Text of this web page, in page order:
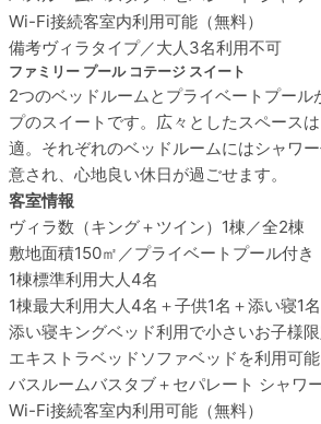
Wi-Fi接続客室内利用可能（無料）
備考ヴィラタイプ／大人3名利用不可
ファミリー プール コテージ スイート
2つのベッドルームとプライベートプール
プのスイートです。広々としたスペース
適。それぞれのベッドルームにはシャワ
意され、心地良い休日が過ごせます。
客室情報
ヴィラ数 （キング＋ツイン）1棟／全2棟
敷地面積150㎡／プライベートプール付き
1棟標準利用大人4名
1棟最大利用大人4名＋子供1名＋添い寝1名
添い寝キングベッド利用で小さいお子様限
エキストラベッド ソファベッドを利用可能
バスルームバスタブ＋セパレート シャワ
Wi-Fi接続客室内利用可能（無料）